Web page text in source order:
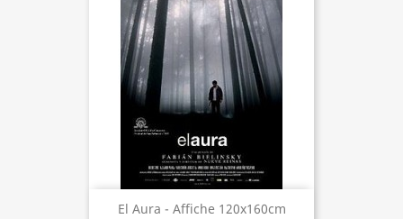
El Aura - Affiche 120x160cm